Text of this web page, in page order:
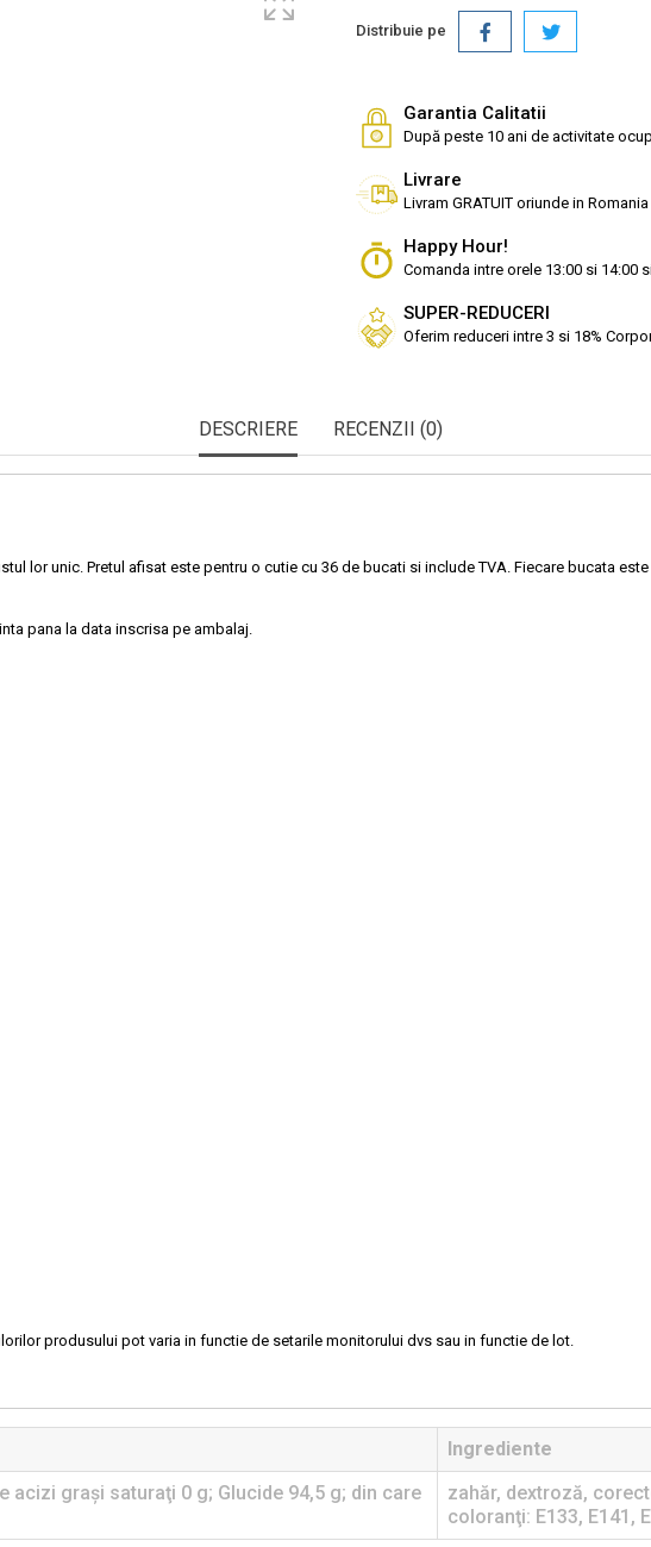
Distribuie pe
Garantia Calitatii
După peste 10 ani de activitate
Livrare
Livram GRATUIT oriunde in
Happy Hour!
Comanda intre orele 13:00 si 14:00
SUPER-REDUCERI
Oferim reduceri intre 3 si 18%
DESCRIERE RECENZII (0)
lor unic. Pretul afisat este pentru o cutie cu 36 de bucati si include TVA. Fiecare bucata
pana la data inscrisa pe ambalaj.
produsului pot varia in functie de setarile monitorului dvs sau in functie de lot.
Ingrediente
acizi graşi saturaţi 0 g; Glucide 94,5 g; din care
zahăr, dextroză,
coloranţi: E133, E141,